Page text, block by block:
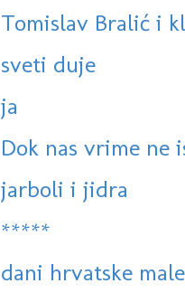
Tomislav Bralić i
sveti duje
ja
Dok nas vrime ne
jarboli i jidra
*****
dani hrvatske